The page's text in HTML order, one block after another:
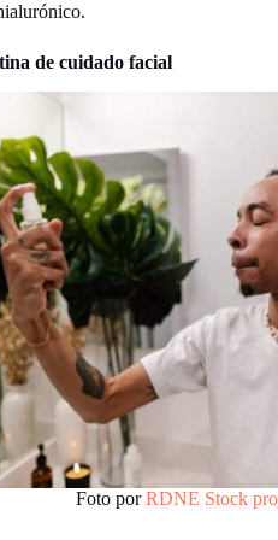
de cuidado facial
Foto porRDNE Stock